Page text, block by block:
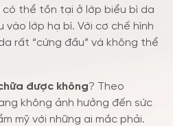
có thể tồn tại ở lớp biểu bì da
lớp hạ bì. Với cơ chế hình
rất “cứng đầu” và không thể
được không? Theo
không ảnh hưởng đến sức
mỹ với những ai mắc phải.